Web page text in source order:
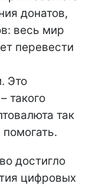
донатов,
весь мир
перевести
Это
такого
так
достигло
цифровых